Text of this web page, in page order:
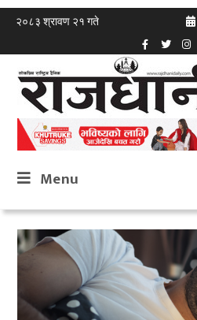
२०८३ श्रावण २१ गते
Menu